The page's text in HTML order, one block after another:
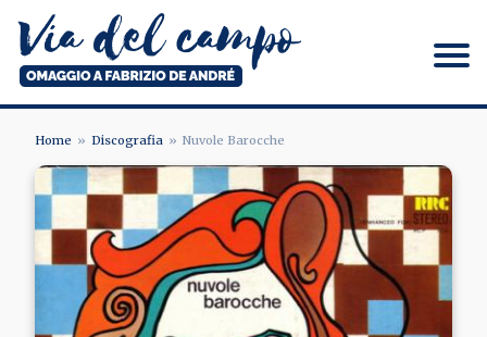
contenuto
principale
Via del campo
BRICIOLE
PANE
Home Discografia Nuvole Barocche
Image